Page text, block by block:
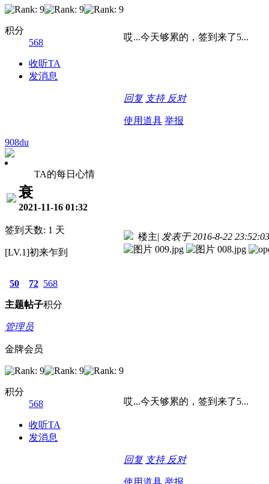
积分
568
收听TA
发消息
哎...今天够累的，签到来了5...
回复 支持 反对
使用道具 举报
908du
TA的每日心情
衰
2021-11-16 01:32
签到天数: 1 天
[LV.1]初来乍到
50
主题
72
帖子
568
积分
管理员
金牌会员
积分
568
收听TA
发消息
楼主| 发表于 2016-8-22 23:52:03
哎...今天够累的，签到来了5...
回复 支持 反对
使用道具 举报